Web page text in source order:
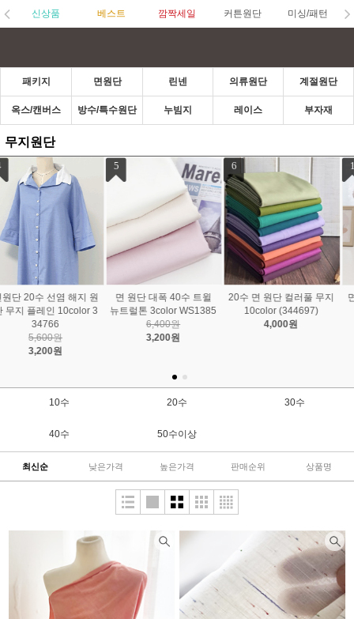
신상품 베스트 깜짝세일 커튼원단 미싱/패턴
패키지 면원단 린넨 의류원단 계절원단
옥스/캔버스 방수/특수원단 누빔지 레이스 부자재
무지원단
면원단 20수 아델 무지원
단 30color 322202
5,600원
4,760원
면원단 40수 톤앤톤 무지
28color WS1392
6,400원
2,400원
면원단 대폭 20수 바이오
워싱 뉴코하스 31color 2
235132
10수 20수 30수
40수 50수이상
최신순 낮은가격 높은가격 판매순위 상품명